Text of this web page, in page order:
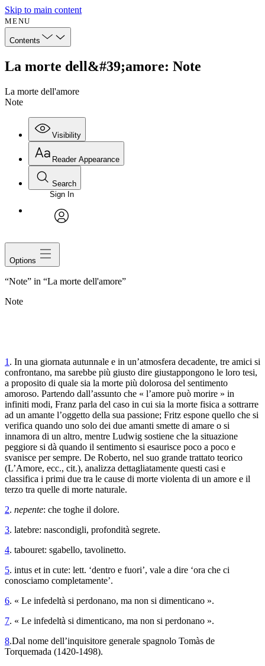
Skip to main content
MENU
Contents
La morte dell&#39;amore: Note
La morte dell'amore
Note
Visibility
Reader Appearance
Search
Sign In
Options
“Note” in “La morte dell'amore”
Note
1. In una giornata autunnale e in un’atmosfera decadente, tre amici si
confrontano, ma sarebbe più giusto dire giustappongono le loro tesi,
a proposito di quale sia la morte più dolorosa del sentimento
amoroso. Partendo dall’assunto che « l’amore può morire » in
infiniti modi, Franz parla del caso in cui sia la morte fisica a sottrarre
ad un amante l’oggetto della sua passione; Fritz espone quello che si
verifica quando uno solo dei due amanti smette di amare o si
innamora di un altro, mentre Ludwig sostiene che la situazione
peggiore si dà quando il sentimento si esaurisce poco a poco e
svanisce per sempre. De Roberto, nel suo grande trattato teorico
(L’Amore, ecc., cit.), analizza dettagliatamente questi casi e
classifica i primi due tra le cause di morte violenta di un amore e il
terzo tra quelle di morte naturale.
2. nepente: che toghe il dolore.
3. latebre: nascondigli, profondità segrete.
4. tabouret: sgabello, tavolinetto.
5. intus et in cute: lett. ‘dentro e fuori’, vale a dire ‘ora che ci
conosciamo completamente’.
6. « Le infedeltà si perdonano, ma non si dimenticano ».
7. « Le infedeltà si dimenticano, ma non si perdonano ».
8.Dal nome dell’inquisitore generale spagnolo Tomàs de
Torquemada (1420-1498).